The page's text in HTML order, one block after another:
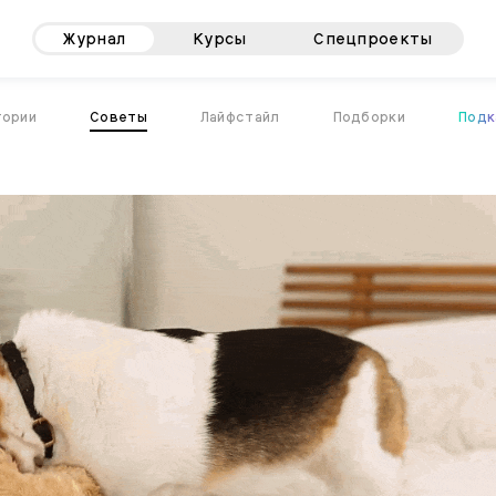
Журнал Курсы Спецпроекты
Советы Лайфстайл Подборки